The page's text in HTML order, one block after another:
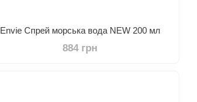
Envie Спрей морська вода NEW 200 мл
884 грн